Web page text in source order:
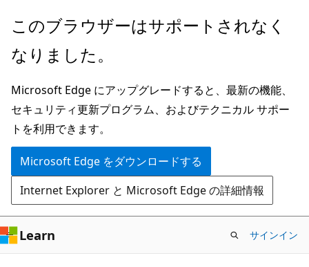
メ
ン
ン
テ
ン
ツ
に
ス
キ
ッ
プ
このブラウザーはサポートされなく
なりました。
Microsoft Edge にアップグレードすると、最新の機能、
セキュリティ更新プログラム、およびテクニカル サポー
トを利用できます。
Microsoft Edge をダウンロードする
Internet Explorer と Microsoft Edge の詳細情報
Learn サインイン